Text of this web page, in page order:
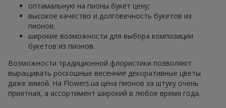
оптимальную на пионы букет цену;
высокое качество и долговечность букетов из
пионов;
широкие возможности для выбора композиции
букетов из пионов.
Возможности традиционной флористики позволяют
выращивать роскошные весенние декоративные цветы
даже зимой. На Flowers.ua цена пионов за штуку очень
приятная, а ассортимент широкий в любое время года.